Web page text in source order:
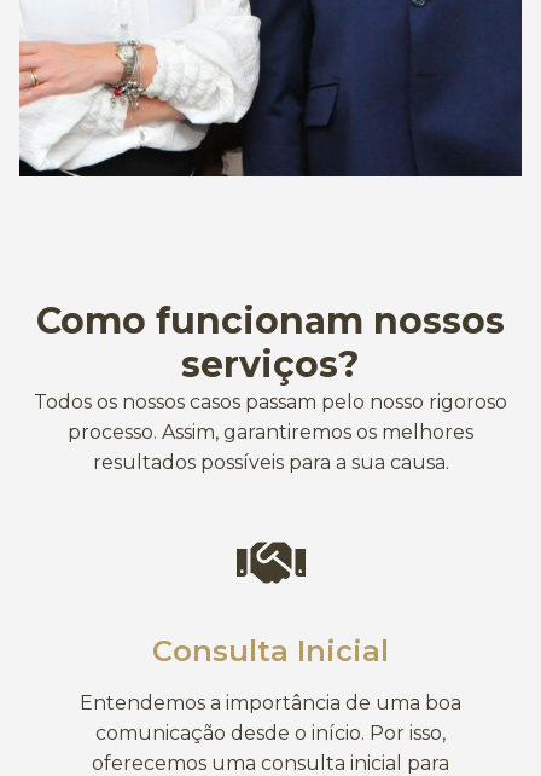
Como funcionam nossos
serviços?
Todos os nossos casos passam pelo nosso rigoroso
processo. Assim, garantiremos os melhores
resultados possíveis para a sua causa.
Consulta Inicial
Entendemos a importância de uma boa
comunicação desde o início. Por isso,
oferecemos uma consulta inicial para